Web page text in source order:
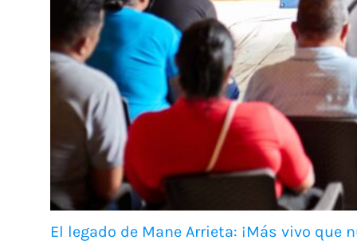
El legado de Mane Arrieta: ¡Más vivo que